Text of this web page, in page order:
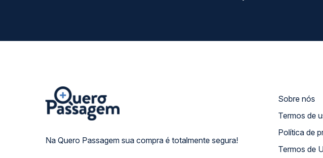
Na Quero Passagem sua compra é totalmente segura!
Sobre nós